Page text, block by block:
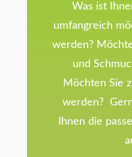
Was ist
umfangreich
werden?
und
Möchten Sie
werden?
Ihnen die